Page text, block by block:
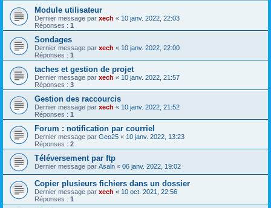
Module utilisateur
Dernier message par xech « 10 janv. 2022, 22:03
Réponses : 1
Sondages
Dernier message par xech « 10 janv. 2022, 22:00
Réponses : 1
taches et gestion de projet
Dernier message par xech « 10 janv. 2022, 21:57
Réponses : 3
Gestion des raccourcis
Dernier message par xech « 10 janv. 2022, 21:52
Réponses : 1
Forum : notification par courriel
Dernier message par Geo25 « 10 janv. 2022, 13:23
Réponses : 2
Téléversement par ftp
Dernier message par Asaln « 06 janv. 2022, 19:02
Copier plusieurs fichiers dans un dossier
Dernier message par xech « 10 oct. 2021, 22:56
Réponses : 1